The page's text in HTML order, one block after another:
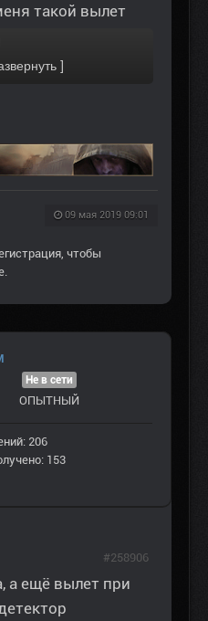
такой вылет
09 мая 2019 09:01
, чтобы
Не в сети
ОПЫТНЫЙ
206
153
а ещё вылет при
#258906